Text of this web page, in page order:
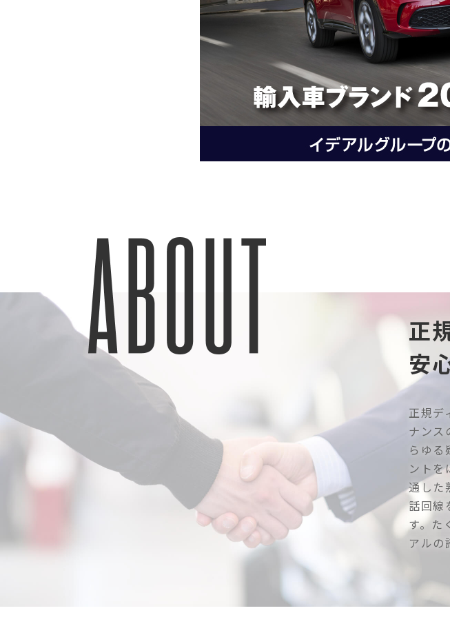
正
安
正規デ
ナンス
らゆる
ントを
通した
話回線
す。た
アルの